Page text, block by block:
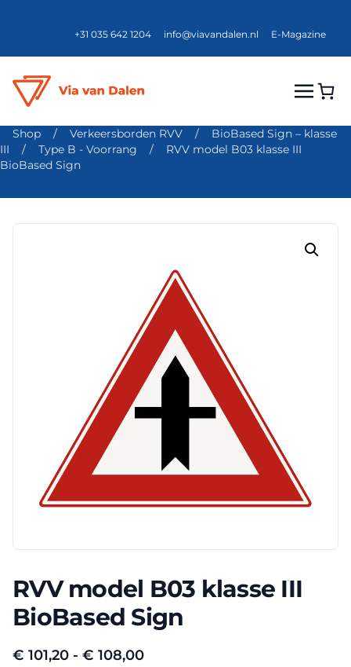
+31 035 642 1204 info@viavandalen.nl E-Magazine
Shop / Verkeersborden RVV /
BioBased Sign – klasse
III
/ Type B - Voorrang /
RVV model B03 klasse III
BioBased Sign
RVV model B03 klasse III
BioBased Sign
€ 101,20 - € 108,00Prijsklasse: